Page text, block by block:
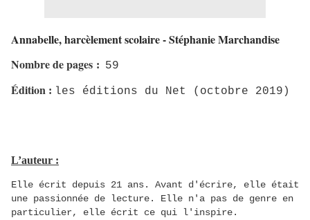
Annabelle, harcèlement scolaire - Stéphanie Marchandise
Nombre de pages : 59
Édition : les éditions du Net (octobre 2019)
L’auteur :
Elle écrit depuis 21 ans. Avant d'écrire, elle était
une passionnée de lecture. Elle n'a pas de genre en
particulier, elle écrit ce qui l'inspire.